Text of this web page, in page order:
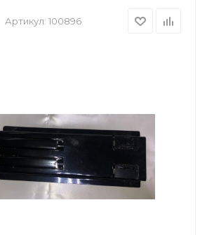
Артикул: 100896